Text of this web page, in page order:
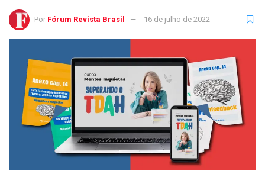
Por Fórum Revista Brasil 16 de julho de 2022